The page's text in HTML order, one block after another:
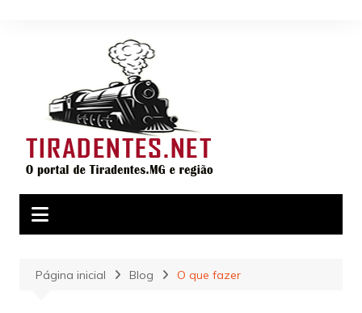
Página inicial Blog O que fazer